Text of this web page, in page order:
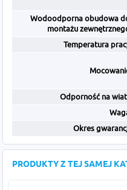
Wodoodporna obudowa
montażu
Temperatura
Odporność na
Okres
PRODUKTY Z TEJ SAMEJ